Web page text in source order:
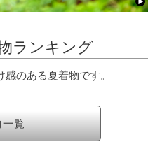
ランキング
のある夏着物です。
覧